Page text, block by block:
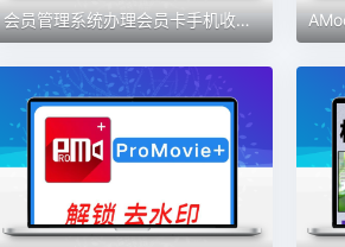
会员管理系统办理会员卡手机收银充值积分营销美发美甲美睫美容院